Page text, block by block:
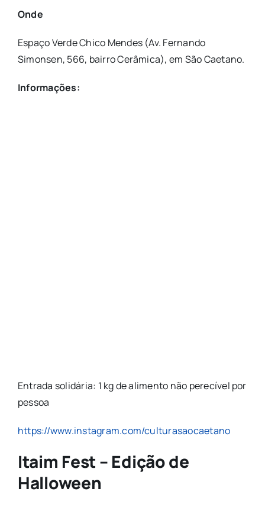
Onde
Espaço Verde Chico Mendes (Av. Fernando
Simonsen, 566, bairro Cerâmica), em São Caetano.
Informações:
Entrada solidária: 1 kg de alimento não perecível por
pessoa
https://www.instagram.com/culturasaocaetano
Itaim Fest – Edição de
Halloween